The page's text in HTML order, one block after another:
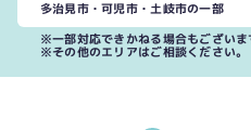
多治見市・可児市・土岐市の一部
※一部対応できかねる場合もございま
※その他のエリアはご相談ください。